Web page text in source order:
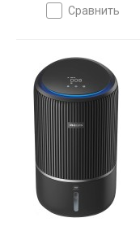
сравнить